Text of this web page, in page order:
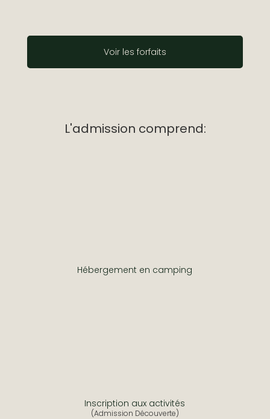
Voir les forfaits
L'admission comprend:
Hébergement en camping
Inscription aux activités
(Admission Découverte)